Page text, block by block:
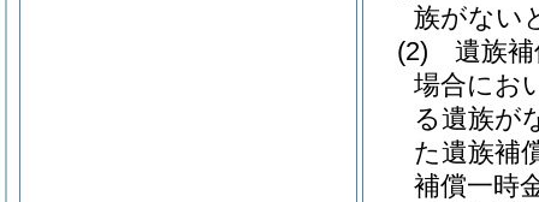
族がない
(2)
遺族
場合にお
る遺族が
た遺族補
補償一時